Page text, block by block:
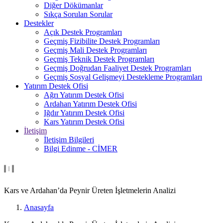
Diğer Dökümanlar
Sıkça Sorulan Sorular
Destekler
Açık Destek Programları
Geçmiş Fizibilite Destek Programları
Geçmiş Mali Destek Programları
Geçmiş Teknik Destek Programları
Geçmiş Doğrudan Faaliyet Destek Programları
Geçmiş Sosyal Gelişmeyi Destekleme Programları
Yatırım Destek Ofisi
Ağrı Yatırım Destek Ofisi
Ardahan Yatırım Destek Ofisi
Iğdır Yatırım Destek Ofisi
Kars Yatırım Destek Ofisi
İletişim
İletişim Bilgileri
Bilgi Edinme - CİMER
Kars ve Ardahan’da Peynir Üreten İşletmelerin Analizi
Anasayfa